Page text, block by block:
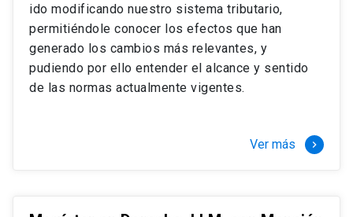
2 cursos mínimos (10 créditos) Primer
semestre
+ 5 cursos a elección (50 créditos) Primer
semestre
+ 4 cursos a elección (40 créditos)
tres meses a tiempo completo (20
ido modificando nuestro sistema tributario,
permitiéndole conocer los efectos que han
generado los cambios más relevantes, y
pudiendo por ello entender el alcance y sentido
de las normas actualmente vigentes.
Ver más keyboard_arrow_right